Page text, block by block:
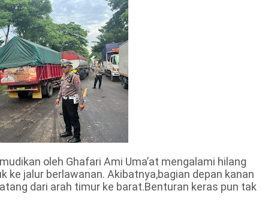
oleh Ghafari Ami Uma’at mengalami hilang
ke jalur berlawanan. Akibatnya,bagian depan kanan
dari arah timur ke barat.Benturan keras pun tak